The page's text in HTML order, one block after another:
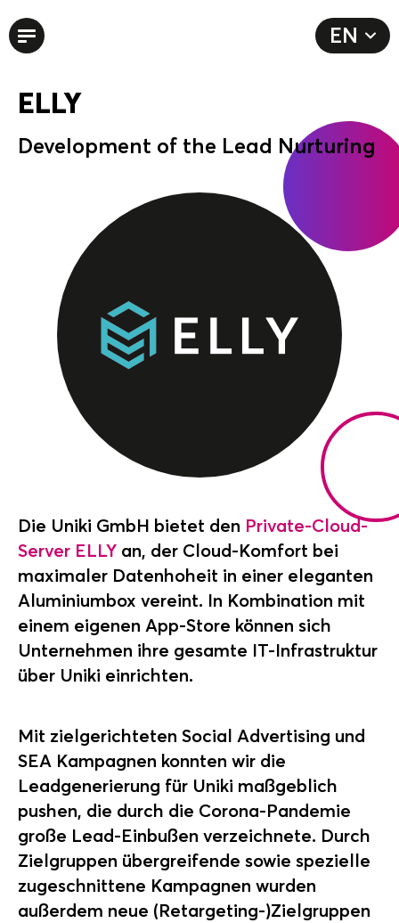
EN
ELLY
Development of the Lead Nurturing
Die Uniki GmbH bietet den Private-Cloud-
Server ELLY an, der Cloud-Komfort bei
maximaler Datenhoheit in einer eleganten
Aluminiumbox vereint. In Kombination mit
einem eigenen App-Store können sich
Unternehmen ihre gesamte IT-Infrastruktur
über Uniki einrichten.
Mit zielgerichteten Social Advertising und
SEA Kampagnen konnten wir die
Leadgenerierung für Uniki maßgeblich
pushen, die durch die Corona-Pandemie
große Lead-Einbußen verzeichnete. Durch
Zielgruppen übergreifende sowie spezielle
zugeschnittene Kampagnen wurden
außerdem neue (Retargeting-)Zielgruppen